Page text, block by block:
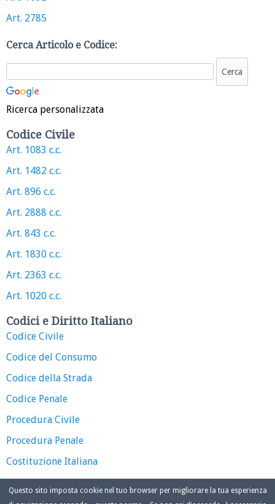
Art. 2785
Cerca Articolo e Codice:
Ricerca personalizzata
Codice Civile
Art. 1083 c.c.
Art. 1482 c.c.
Art. 896 c.c.
Art. 2888 c.c.
Art. 843 c.c.
Art. 1830 c.c.
Art. 2363 c.c.
Art. 1020 c.c.
Codici e Diritto Italiano
Codice Civile
Codice del Consumo
Codice della Strada
Codice Penale
Procedura Civile
Procedura Penale
Costituzione Italiana
Questo sito imposta cookie nel tuo browser per migliorare la tua esperienza